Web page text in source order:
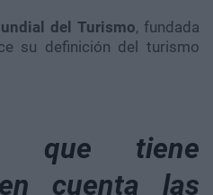
del Turismo, fundada
su definición del turismo
que tiene
cuenta las